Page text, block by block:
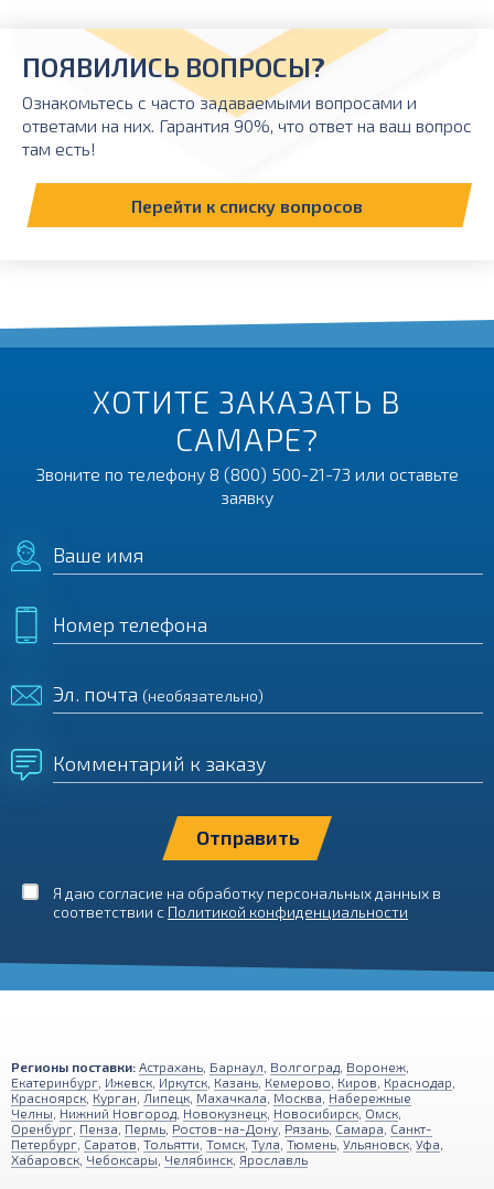
ХОТИТЕ ЗАКАЗАТЬ В
САМАРЕ?
Звоните по телефону 8 (800) 500-21-73 или оставьте
заявку
Ваше имя
Номер телефона
Эл. почта (необязательно)
Комментарий к заказу
Я даю согласие на обработку персональных данных в
соответствии с Политикой конфиденциальности
ПОЯВИЛИСЬ ВОПРОСЫ?
Ознакомьтесь с часто задаваемыми вопросами и
ответами на них. Гарантия 90%, что ответ на ваш вопрос
там есть!
Перейти к списку вопросов
Регионы поставки: Астрахань Барнаул Волгоград Воронеж
Екатеринбург Ижевск Иркутск Казань Кемерово Киров Краснодар
Красноярск Курган Липецк Махачкала Москва Набережные
Челны Нижний Новгород Новокузнецк Новосибирск Омск
Оренбург Пенза Пермь Ростов-на-Дону Рязань Самара Санкт-
Петербург Саратов Тольятти Томск Тула Тюмень Ульяновск Уфа
Хабаровск Чебоксары Челябинск Ярославль